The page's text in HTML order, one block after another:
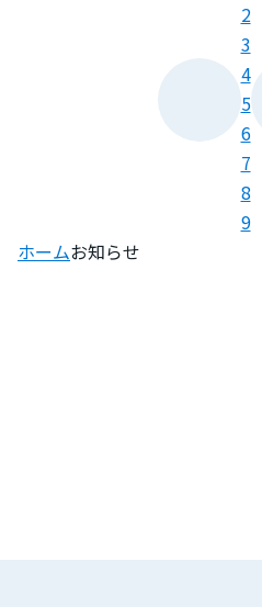
2
3
4
5
6
7
8
9
ホームお知らせ